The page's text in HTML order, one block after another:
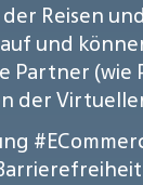
der Reisen
und
Partner (wie
der